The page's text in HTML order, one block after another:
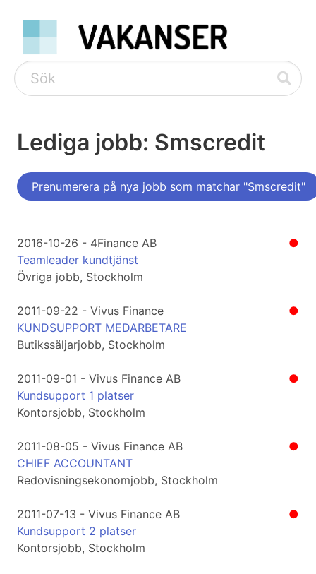
Lediga jobb: Smscredit
Prenumerera på nya jobb som matchar "Smscredit"
●
2016-10-26 - 4Finance AB
Teamleader kundtjänst
Övriga jobb, Stockholm
●
2011-09-22 - Vivus Finance
KUNDSUPPORT MEDARBETARE
Butikssäljarjobb, Stockholm
●
2011-09-01 - Vivus Finance AB
Kundsupport 1 platser
Kontorsjobb, Stockholm
●
2011-08-05 - Vivus Finance AB
CHIEF ACCOUNTANT
Redovisningsekonomjobb, Stockholm
●
2011-07-13 - Vivus Finance AB
Kundsupport 2 platser
Kontorsjobb, Stockholm